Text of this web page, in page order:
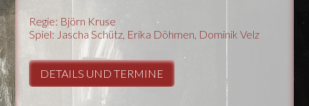
Regie: Björn Kruse
Spiel: Jascha Schütz, Erika Döhmen, Dominik Velz
DETAILS UND TERMINE